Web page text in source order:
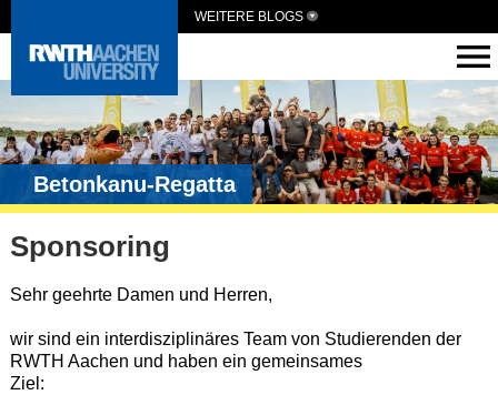
WEITERE BLOGS
Betonkanu-Regatta
Sponsoring
Sehr geehrte Damen und Herren,
wir sind ein interdisziplinäres Team von Studierenden der
RWTH Aachen und haben ein gemeinsames
Ziel: